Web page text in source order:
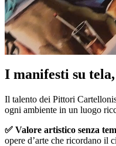
I manifesti su
Il talento dei Pittori
ogni ambiente in un luogo
✅ Valore artistico senza
opere d’arte che ricordano il